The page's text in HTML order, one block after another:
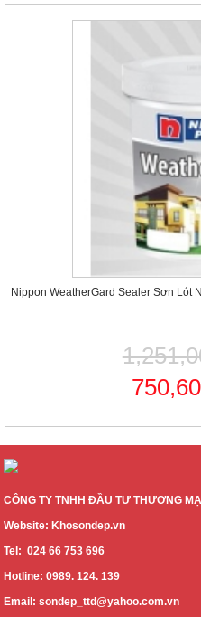
Nippon WeatherGard Sealer Sơn Lót
CÔNG TY TNHH ĐẦU TƯ THƯƠNG
Website: Khosondep.vn
Tel: 024 66 753 696
Hotline: 0989. 124. 139
Email: sondep_ttd@yahoo.com.vn